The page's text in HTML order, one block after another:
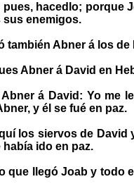
pues, hacedlo; porque
sus enemigos.
también Abner á los
Abner á David en
á David: Yo me
y él se fué en paz.
los siervos de
ido en paz.
que llegó Joab y todo